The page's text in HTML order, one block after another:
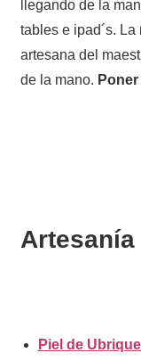
llegando de la
tables e ipad´s.
artesana del
de la mano.
Artesanía
Piel de